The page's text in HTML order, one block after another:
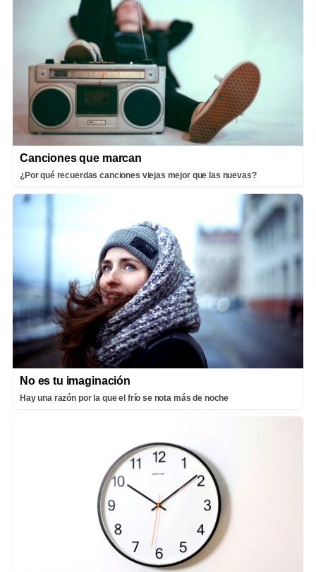
Canciones que marcan
¿Por qué recuerdas canciones viejas mejor que las nuevas?
No es tu imaginación
Hay una razón por la que el frío se nota más de noche